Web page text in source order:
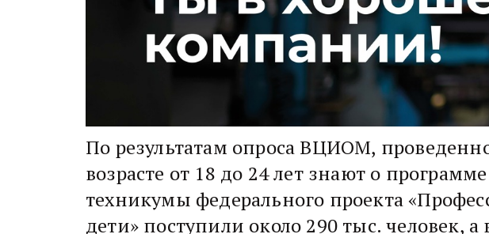
По результатам опроса ВЦИОМ,
возрасте от 18 до 24 лет знают о
техникумы федерального проекта
дети» поступили около 290 тыс. человек,